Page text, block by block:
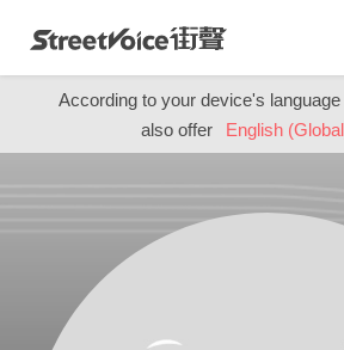
According to your device's
also offer
English